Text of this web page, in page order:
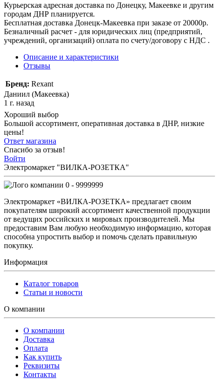
Курьерская адресная доставка по Донецку, Макеевке и другим
городам ДНР планируется.
Бесплатная доставка Донецк-Макеевка при заказе от 20000р.
Безналичный расчет - для юридических лиц (предприятий,
учреждений, организаций) оплата по счету/договору с НДС .
Описание и характеристики
Отзывы
Бренд: Rexant
Даниил (Макеевка)
1 г. назад
Хороший выбор
Большой ассортимент, оперативная доставка в ДНР, низкие
цены!
Ответ магазина
Спасибо за отзыв!
Войти
Электромаркет "ВИЛКА-РОЗЕТКА"
0 - 9999999
Электромаркет «ВИЛКА-РОЗЕТКА» предлагает своим
покупателям широкий ассортимент качественной продукции
от ведущих российских и мировых производителей. Мы
предоставим Вам любую необходимую информацию, которая
способна упростить выбор и помочь сделать правильную
покупку.
Информация
Каталог товаров
Статьи и новости
О компании
О компании
Доставка
Оплата
Как купить
Реквизиты
Контакты